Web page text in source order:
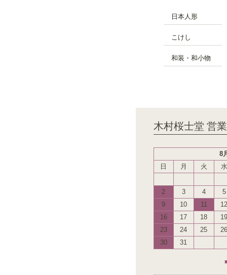
日本人形
こけし
和装・和小物
木村桜士堂 営
8
日
月 火 水
2 3 4
5
9
10 11
12
16
17 18
19
23
24 25
26
30
31